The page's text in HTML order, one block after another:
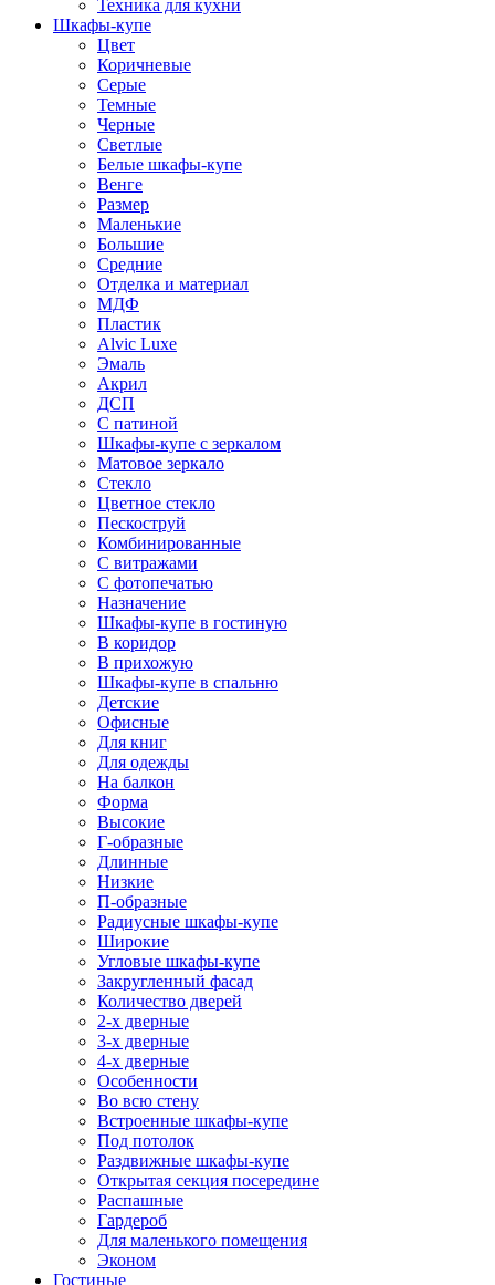
Техника для кухни
Шкафы-купе
Цвет
Коричневые
Серые
Темные
Черные
Светлые
Белые шкафы-купе
Венге
Размер
Маленькие
Большие
Средние
Отделка и материал
МДФ
Пластик
Alvic Luxe
Эмаль
Акрил
ДСП
С патиной
Шкафы-купе с зеркалом
Матовое зеркало
Стекло
Цветное стекло
Пескоструй
Комбинированные
С витражами
С фотопечатью
Назначение
Шкафы-купе в гостиную
В коридор
В прихожую
Шкафы-купе в спальню
Детские
Офисные
Для книг
Для одежды
На балкон
Форма
Высокие
Г-образные
Длинные
Низкие
П-образные
Радиусные шкафы-купе
Широкие
Угловые шкафы-купе
Закругленный фасад
Количество дверей
2-х дверные
3-х дверные
4-х дверные
Особенности
Во всю стену
Встроенные шкафы-купе
Под потолок
Раздвижные шкафы-купе
Открытая секция посередине
Распашные
Гардероб
Для маленького помещения
Эконом
Гостиные